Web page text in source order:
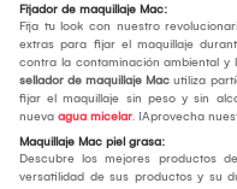
Fijador de maquillaje Mac:
Fija tu look con nuestro
extras para fijar el maquillaje
contra la contaminación ambiental y
sellador de maquillaje Mac utiliza
fijar el maquillaje sin peso y sin
nueva agua micelar. ¡Aprovecha
Maquillaje Mac piel grasa:
Descubre los mejores productos de
versatilidad de sus productos y su